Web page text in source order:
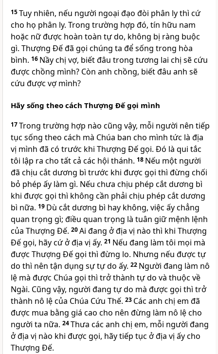
15Tuy nhiên, nếu người ngoại đạo đòi phân ly thì cứ
cho họ phân ly. Trong trường hợp đó, tín hữu nam
hoặc nữ được hoàn toàn tự do, không bị ràng buộc
gì. Thượng Đế đã gọi chúng ta để sống trong hòa
bình. 16 Nầy chị vợ, biết đâu trong tương lai chị sẽ cứu
được chồng mình? Còn anh chồng, biết đâu anh sẽ
cứu được vợ mình?
Hãy sống theo cách Thượng Đế gọi mình
17Trong trường hợp nào cũng vậy, mỗi người nên tiếp
tục sống theo cách mà Chúa ban cho mình tức là địa
vị mình đã có trước khi Thượng Đế gọi. Đó là qui tắc
tôi lập ra cho tất cả các hội thánh. 18 Nếu một người
đã chịu cắt dương bì trước khi được gọi thì đừng chối
bỏ phép ấy làm gì. Nếu chưa chịu phép cắt dương bì
khi được gọi thì không cần phải chịu phép cắt dương
bì nữa. 19 Dù cắt dương bì hay không, việc ấy chẳng
quan trọng gì; điều quan trọng là tuân giữ mệnh lệnh
của Thượng Đế. 20Ai đang ở địa vị nào thì khi Thượng
Đế gọi, hãy cứ ở địa vị ấy. 21 Nếu đang làm tôi mọi mà
được Thượng Đế gọi thì đừng lo. Nhưng nếu được tự
do thì nên tận dụng sự tự do ấy. 22 Người đang làm nô
lệ mà được Chúa gọi thì trở thành tự do và thuộc về
Ngài. Cũng vậy, người đang tự do mà được gọi thì trở
thành nô lệ của Chúa Cứu Thế. 23 Các anh chị em đã
được mua bằng giá cao cho nên đừng làm nô lệ cho
người ta nữa. 24Thưa các anh chị em, mỗi người đang
ở địa vị nào khi được gọi, hãy tiếp tục ở địa vị ấy cho
Thượng Đế.